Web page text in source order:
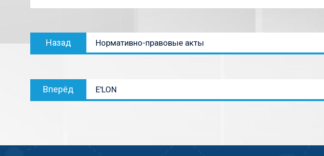
Назад Нормативно-правовые акты
Вперёд E'LON